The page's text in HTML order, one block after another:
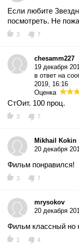
Если любите
посмотреть. Не
3 7
chesamm227
19 декабря
в ответ на
2019, 16:16
Оценка
СтОит. 100 проц.
3 7
Mikhail Kokin
20 декабря
Фильм понравился!
3 7
mrysokov
20 декабря
Фильм классный но
1 4